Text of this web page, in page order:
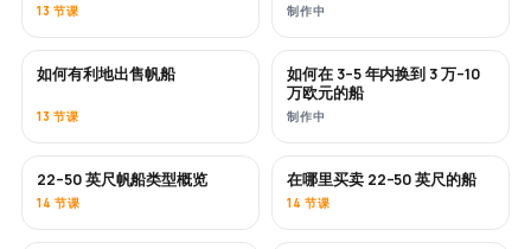
13 节课 制作中
新内容
如何有利地出售帆船
13 节课
新内容
如何在 3–5 年内换到 3 万–10
万欧元的船
制作中
即将推出
22–50 英尺帆船类型概览
14 节课
即将推出
在哪里买卖 22–50 英尺的船
14 节课